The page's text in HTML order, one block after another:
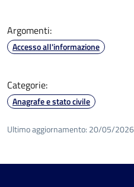
Argomenti:
Accesso all'informazione
Categorie:
Anagrafe e stato civile
Ultimo aggiornamento: 20/05/